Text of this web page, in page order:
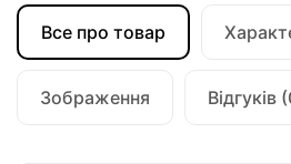
Все про товар
Зображення Відгуків